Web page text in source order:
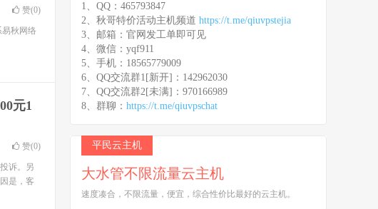
赞(0)
秋网络
元1
赞(0)
诉。另
是，客
1、QQ：465793847
2、秋哥特价活动主机频道 https://t.me/qiuvpstejia
3、邮箱：官网发工单即可见
4、微信：yqf911
5、手机：18565779009
6、QQ交流群1[新开]：142962030
7、QQ交流群2[未满]：970166989
8、群聊： https://t.me/qiuvpschat
平民云主机
大水管不限流量云主机
速度凑合，不限流量，便宜，综合性价比最好的云主机。